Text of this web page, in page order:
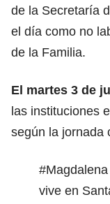
de la Secretaría
el día como no
de la Familia.
El martes 3 de
las instituciones
según la jornada
#Magdalena
vive en